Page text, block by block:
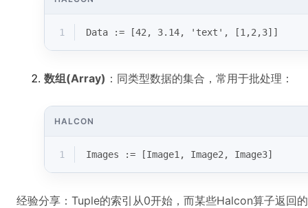
1 Data := [42, 3.14, 'text', [1,2,3]]
数组(Array) ：同类型数据的集合，常用于批处理：
HALCON
1 Images := [Image1, Image2, Image3]
经验分享：Tuple的索引从0开始，而某些Halcon算子返回